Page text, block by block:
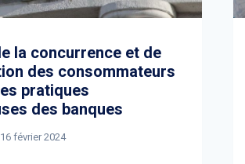
la concurrence et de
des consommateurs
pratiques
des banques
16 février 2024